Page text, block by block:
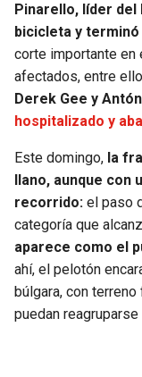
Pinarello, líder del
bicicleta y
corte importante en
afectados, entre
Derek Gee y
hospitalizado y
Este domingo, la
llano, aunque
recorrido: el paso
categoría que
aparece como el
ahí, el pelotón
búlgara, con
puedan